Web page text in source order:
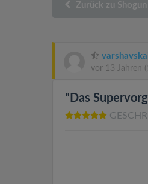
Zurück zu Shogun
vor 13 Jahren
"Das